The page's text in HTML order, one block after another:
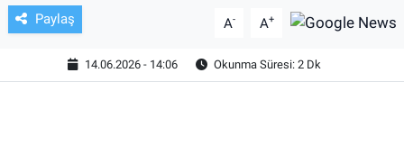
Paylaş A- A+
14.06.2026 - 14:06 Okunma Süresi: 2 Dk
KÜLTÜR SANAT
ASAYİŞ